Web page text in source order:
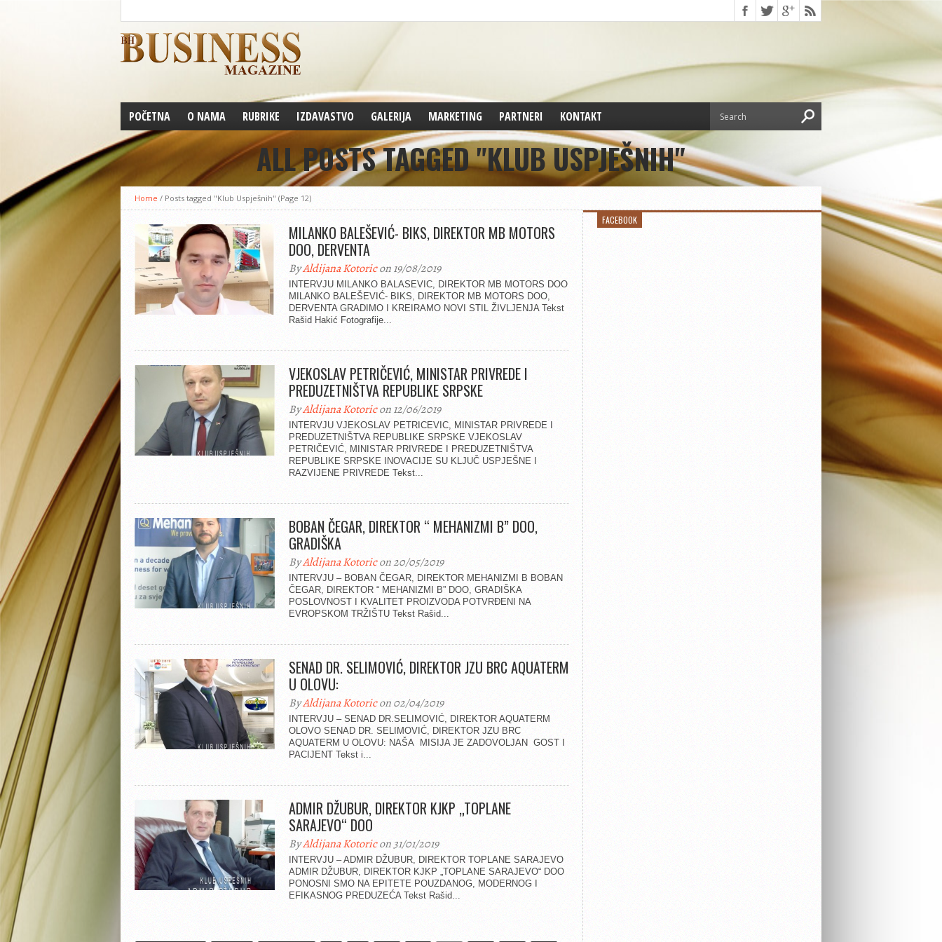
POČETNA O NAMA RUBRIKE IZDAVASTVO GALERIJA MARKETING PARTNERI KONTAKT
ALL POSTS TAGGED "KLUB USPJEŠNIH"
Home / Posts tagged "Klub Uspješnih" (Page 12)
MILANKO BALEŠEVIĆ- BIKS, DIREKTOR MB MOTORS
DOO, DERVENTA
ByAldijana Kotoricon 19/08/2019
INTERVJU MILANKO BALASEVIC, DIREKTOR MB MOTORS DOO
MILANKO BALEŠEVIĆ- BIKS, DIREKTOR MB MOTORS DOO,
DERVENTA GRADIMO I KREIRAMO NOVI STIL ŽIVLJENJA Tekst
Rašid Hakić Fotografije...
VJEKOSLAV PETRIČEVIĆ, MINISTAR PRIVREDE I
PREDUZETNIŠTVA REPUBLIKE SRPSKE
ByAldijana Kotoricon 12/06/2019
INTERVJU VJEKOSLAV PETRICEVIC, MINISTAR PRIVREDE I
PREDUZETNIŠTVA REPUBLIKE SRPSKE VJEKOSLAV
PETRIČEVIĆ, MINISTAR PRIVREDE I PREDUZETNIŠTVA
REPUBLIKE SRPSKE INOVACIJE SU KLJUČ USPJEŠNE I
RAZVIJENE PRIVREDE Tekst...
BOBAN ČEGAR, DIREKTOR “ MEHANIZMI B” DOO,
GRADIŠKA
ByAldijana Kotoricon 20/05/2019
INTERVJU – BOBAN ČEGAR, DIREKTOR MEHANIZMI B BOBAN
ČEGAR, DIREKTOR “ MEHANIZMI B” DOO, GRADIŠKA
POSLOVNOST I KVALITET PROIZVODA POTVRÐENI NA
EVROPSKOM TRŽIŠTU Tekst Rašid...
SENAD DR. SELIMOVIĆ, DIREKTOR JZU BRC AQUATERM
U OLOVU:
ByAldijana Kotoricon 02/04/2019
INTERVJU – SENAD DR.SELIMOVIĆ, DIREKTOR AQUATERM
OLOVO SENAD DR. SELIMOVIĆ, DIREKTOR JZU BRC
AQUATERM U OLOVU: NAŠA MISIJA JE ZADOVOLJAN GOST I
PACIJENT Tekst i...
ADMIR DŽUBUR, DIREKTOR KJKP „TOPLANE
SARAJEVO“ DOO
ByAldijana Kotoricon 31/01/2019
INTERVJU – ADMIR DŽUBUR, DIREKTOR TOPLANE SARAJEVO
ADMIR DŽUBUR, DIREKTOR KJKP „TOPLANE SARAJEVO“ DOO
PONOSNI SMO NA EPITETE POUZDANOG, MODERNOG I
EFIKASNOG PREDUZEĆA Tekst Rašid...
FACEBOOK